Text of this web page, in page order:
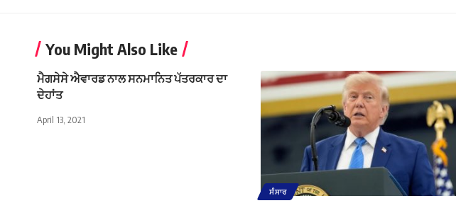
You Might Also Like
ਮੈਗਸੇਸੇ ਐਵਾਰਡ ਨਾਲ ਸਨਮਾਨਿਤ ਪੱਤਰਕਾਰ ਦਾ
ਦੇਹਾਂਤ
April 13, 2021
ਸੰਸਾਰ